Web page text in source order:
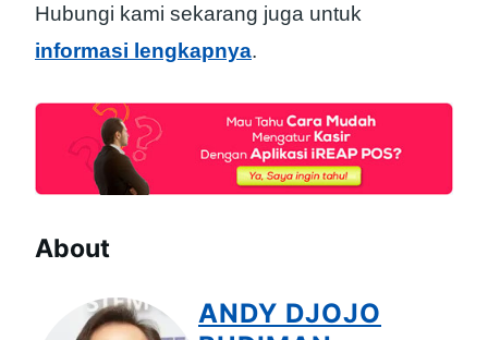
Hubungi kami sekarang juga untuk
informasi lengkapnya.
About
ANDY DJOJO